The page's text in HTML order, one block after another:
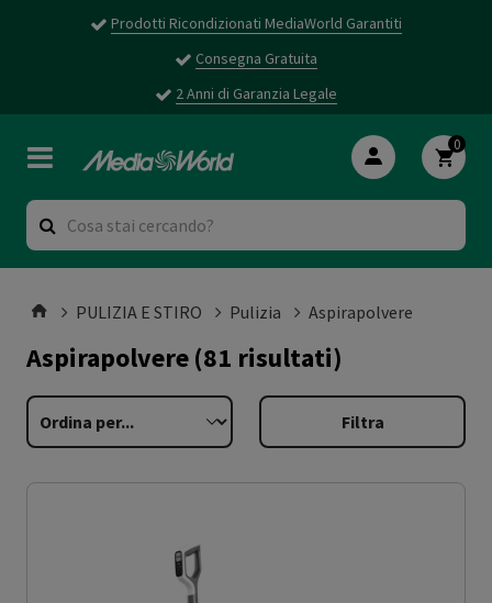
Prodotti Ricondizionati MediaWorld Garantiti
Consegna Gratuita
2 Anni di Garanzia Legale
0
PULIZIA E STIRO Pulizia Aspirapolvere
Aspirapolvere(81 risultati)
Filtra